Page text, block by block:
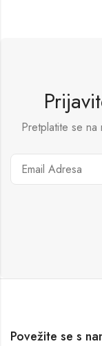
Pretplatite se
Povežite se s